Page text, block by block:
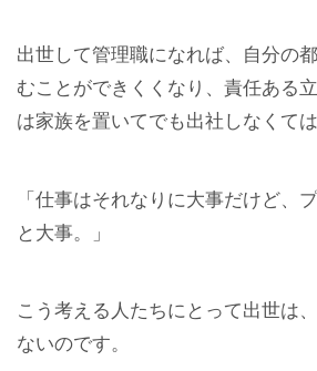
出世して管理職になれば、自分の
むことができくくなり、責任ある
は家族を置いてでも出社しなくては
「仕事はそれなりに大事だけど、
と大事。」
こう考える人たちにとって出世は
ないのです。